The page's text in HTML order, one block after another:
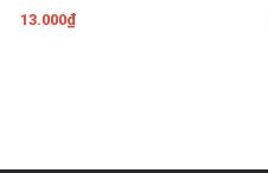
13.000₫